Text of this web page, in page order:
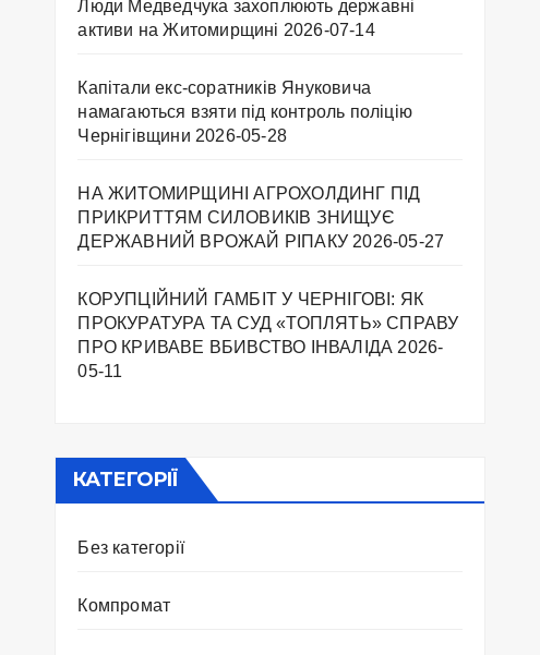
Люди Медведчука захоплюють державні
активи на Житомирщині 2026-07-14
Капітали екс-соратників Януковича
намагаються взяти під контроль поліцію
Чернігівщини 2026-05-28
НА ЖИТОМИРЩИНІ АГРОХОЛДИНГ ПІД
ПРИКРИТТЯМ СИЛОВИКІВ ЗНИЩУЄ
ДЕРЖАВНИЙ ВРОЖАЙ РІПАКУ ​ 2026-05-27
КОРУПЦІЙНИЙ ГАМБІТ У ЧЕРНІГОВІ: ЯК
ПРОКУРАТУРА ТА СУД «ТОПЛЯТЬ» СПРАВУ
ПРО КРИВАВЕ ВБИВСТВО ІНВАЛІДА 2026-
05-11
КАТЕГОРІЇ
Без категорії
Компромат